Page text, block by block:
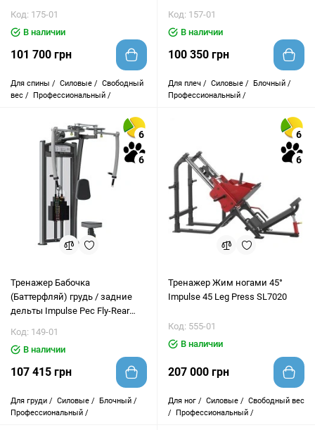
Код: 175-01
В наличии
101 700 грн
Для спины / Силовые / Свободный
вес /
Профессиональный /
Код: 157-01
В наличии
100 350 грн
Для плеч / Силовые /
Блочный /
Профессиональный /
6
6
Тренажер Бабочка
(Баттерфляй) грудь / задние
дельты Impulse Pec Fly-Rear
Код: 149-01
В наличии
107 415 грн
Для груди / Силовые /
Блочный /
Профессиональный /
6
6
Тренажер Жим ногами 45°
Impulse 45 Leg Press SL7020
Код: 555-01
В наличии
207 000 грн
Для ног / Силовые / Свободный вес
/
Профессиональный /